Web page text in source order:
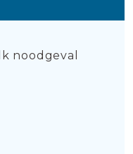
noodgeval